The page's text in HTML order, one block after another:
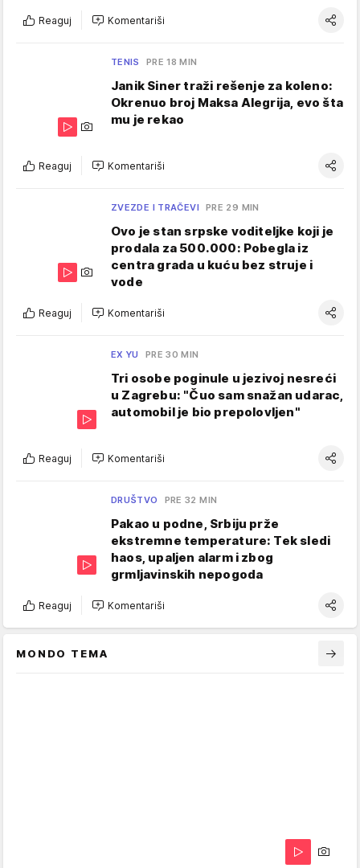
Reaguj Komentariši
TENIS PRE 18 MIN
Janik Siner traži rešenje za koleno:
Okrenuo broj Maksa Alegrija, evo šta
mu je rekao
Reaguj Komentariši
ZVEZDE I TRAČEVI PRE 29 MIN
Ovo je stan srpske voditeljke koji je
prodala za 500.000: Pobegla iz
centra grada u kuću bez struje i
vode
Reaguj Komentariši
EX YU PRE 30 MIN
Tri osobe poginule u jezivoj nesreći
u Zagrebu: "Čuo sam snažan udarac,
automobil je bio prepolovljen"
Reaguj Komentariši
DRUŠTVO PRE 32 MIN
Pakao u podne, Srbiju prže
ekstremne temperature: Tek sledi
haos, upaljen alarm i zbog
grmljavinskih nepogoda
Reaguj Komentariši
MONDO TEMA